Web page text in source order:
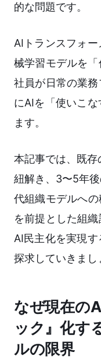
的な問題です。
AIトランスフォ
械学習モデルを
社員が日常の業
にAIを「使いこ
ます。
本記事では、既
紐解き、3〜5年
代組織モデルへ
を前提とした組
AI民主化を実現
探求していきまし
なぜ現在の
ック』化す
ルの限界